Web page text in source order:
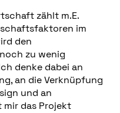
zählt m.E.
im
den
zu wenig
denke dabei an
an die Verknüpfung
und an
das Projekt